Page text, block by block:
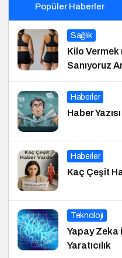
Popüler Haberler
Sağlık
Kilo Vermek
Sanıyoruz
Haberler
Haber
Haberler
Kaç Çeşit
Teknoloji
Yapay Zeka
Yaratıcılık